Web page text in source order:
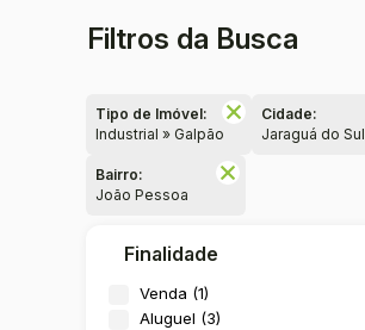
Filtros da Busca
Tipo de Imóvel:
Industrial » Galpão
Cidade:
Jaraguá do Sul
Bairro:
João Pessoa
Finalidade
Venda (1)
Aluguel (3)